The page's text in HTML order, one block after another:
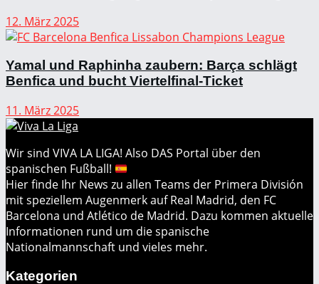
12. März 2025
Yamal und Raphinha zaubern: Barça schlägt
Benfica und bucht Viertelfinal-Ticket
11. März 2025
Wir sind VIVA LA LIGA! Also DAS Portal über den
spanischen Fußball!
Hier finde Ihr News zu allen Teams der Primera División
mit speziellem Augenmerk auf Real Madrid, den FC
Barcelona und Atlético de Madrid. Dazu kommen aktuelle
Informationen rund um die spanische
Nationalmannschaft und vieles mehr.
Kategorien